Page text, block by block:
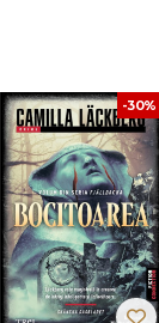
-30%